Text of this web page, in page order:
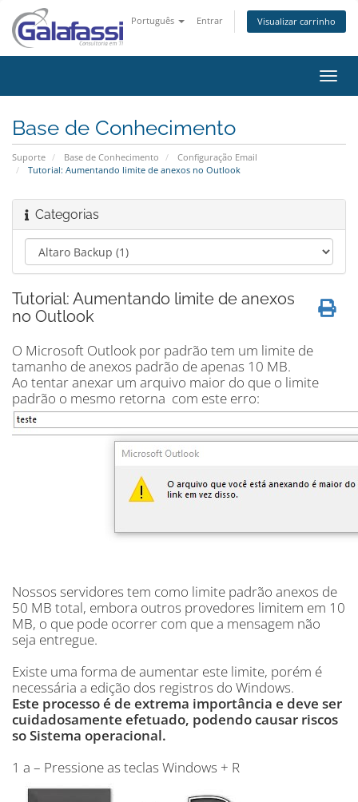
Português Entrar Visualizar carrinho
Base de Conhecimento
Suporte Base de Conhecimento
Configuração Email
Tutorial: Aumentando limite de anexos no Outlook
Categorias
Tutorial: Aumentando limite de anexos
no Outlook
O Microsoft Outlook por padrão tem um limite de
tamanho de anexos padrão de apenas 10 MB.
Ao tentar anexar um arquivo maior do que o limite
padrão o mesmo retorna com este erro:
Nossos servidores tem como limite padrão anexos de
50 MB total, embora outros provedores limitem em 10
MB, o que pode ocorrer com que a mensagem não
seja entregue.
Existe uma forma de aumentar este limite, porém é
necessária a edição dos registros do Windows.
Este processo é de extrema importância e deve ser
cuidadosamente efetuado, podendo causar riscos
so Sistema operacional.
1 a – Pressione as teclas Windows + R